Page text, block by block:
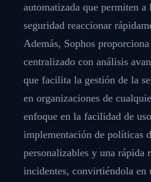
automatizada que permiten a
seguridad reaccionar
Además, Sophos
centralizado con análisis
que facilita la gestión de la
en organizaciones de
enfoque en la facilidad de
implementación de políticas
personalizables y una rápida
incidentes, convirtiéndola en